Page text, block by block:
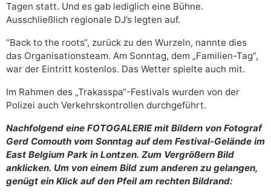
Tagen statt. Und es gab lediglich eine Bühne.
Ausschließlich regionale DJ’s legten auf.
“Back to the roots“, zurück zu den Wurzeln, nannte dies
das Organisationsteam. Am Sonntag, dem „Familien-Tag“,
war der Eintritt kostenlos. Das Wetter spielte auch mit.
Im Rahmen des „Trakasspa“-Festivals wurden von der
Polizei auch Verkehrskontrollen durchgeführt.
Nachfolgend eine FOTOGALERIE mit Bildern von Fotograf
Gerd Comouth vom Sonntag auf dem Festival-Gelände im
East Belgium Park in Lontzen. Zum Vergrößern Bild
anklicken. Um von einem Bild zum anderen zu gelangen,
genügt ein Klick auf den Pfeil am rechten Bildrand: